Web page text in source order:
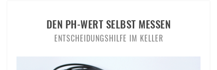
DEN PH-WERT SELBST MESSEN
ENTSCHEIDUNGSHILFE IM KELLER